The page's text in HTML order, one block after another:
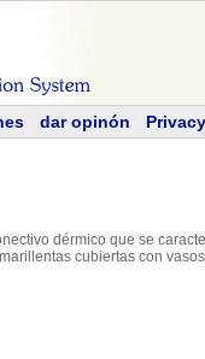
dar opinón
dérmico que se
cubiertas con